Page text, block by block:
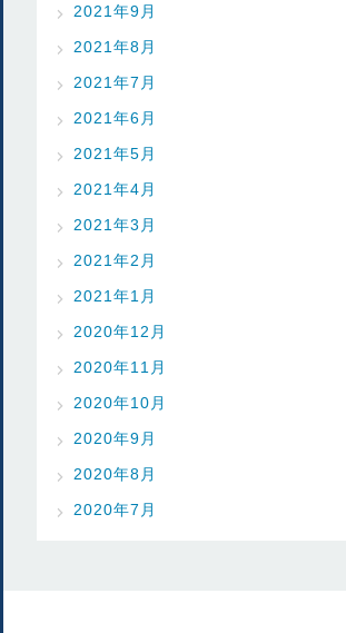
2021年9月
2021年8月
2021年7月
2021年6月
2021年5月
2021年4月
2021年3月
2021年2月
2021年1月
2020年12月
2020年11月
2020年10月
2020年9月
2020年8月
2020年7月